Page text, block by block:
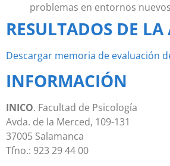
problemas en entornos
RESULTADOS DE
Descargar memoria de evaluación
INFORMACIÓN
INICO. Facultad de Psicología
Avda. de la Merced, 109-131
37005 Salamanca
Tfno.: 923 29 44 00